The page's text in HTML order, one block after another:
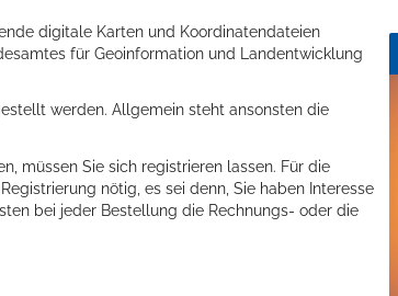
digitale Karten und Koordinatendateien
für Geoinformation und Landentwicklung
werden. Allgemein steht ansonsten die
müssen Sie sich registrieren lassen. Für die
nötig, es sei denn, Sie haben Interesse
bei jeder Bestellung die Rechnungs- oder die